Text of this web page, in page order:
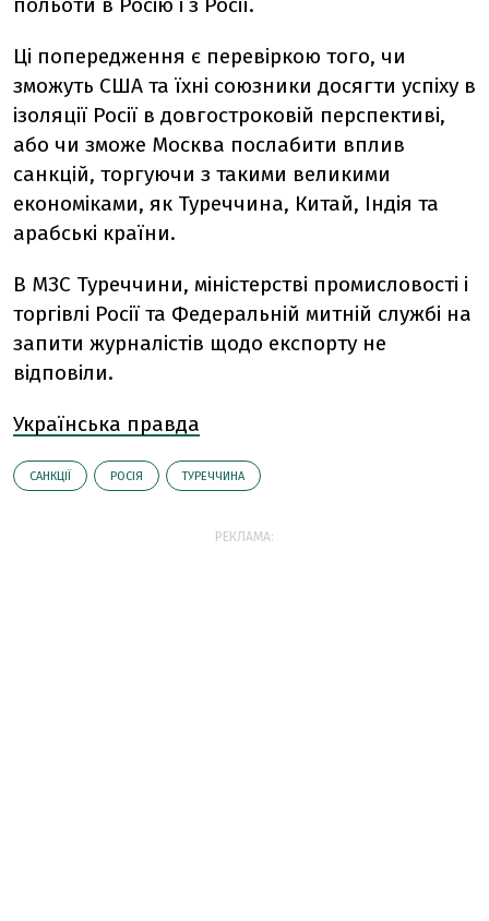
Ці попередження є перевіркою того, чи
зможуть США та їхні союзники досягти успіху в
ізоляції Росії в довгостроковій перспективі,
або чи зможе Москва послабити вплив
санкцій, торгуючи з такими великими
економіками, як Туреччина, Китай, Індія та
арабські країни.
В МЗС Туреччини, міністерстві промисловості і
торгівлі Росії та Федеральній митній службі на
запити журналістів щодо експорту не
відповіли.
Українська правда
САНКЦІЇ РОСІЯ ТУРЕЧЧИНА
РЕКЛАМА: